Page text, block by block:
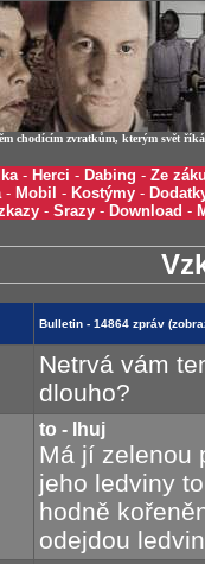
chodícím zvratkům, kterým svět
- Herci - Dabing - Ze
- Mobil - Kostýmy -
- Srazy - Download -
Bulletin - 14864 zpráv
Netrvá vám
dlouho?
to - Ihuj
Má jí zelenou
jeho ledviny
hodně
odejdou